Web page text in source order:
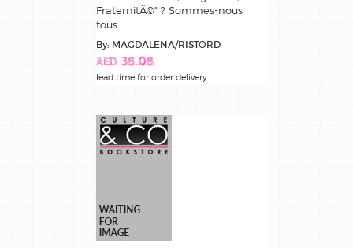
FraternitÃ©" ? Sommes-nous
tous...
By: MAGDALENA/RISTORD
AED 38.08
lead time for order delivery